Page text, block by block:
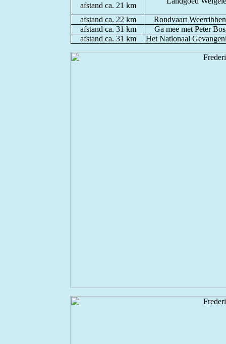
afstand ca. 21 km
afstand ca. 22 km
Rondvaart
afstand ca. 31 km
Ga mee met Peter
afstand ca. 31 km
Het Nationaal